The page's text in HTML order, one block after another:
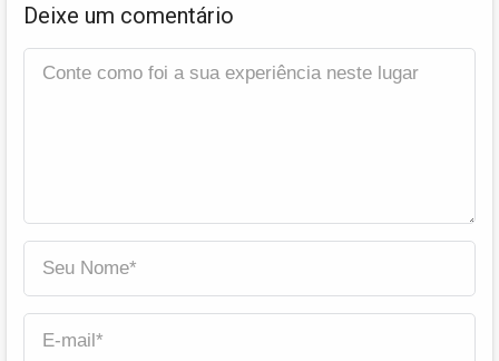
Deixe um comentário